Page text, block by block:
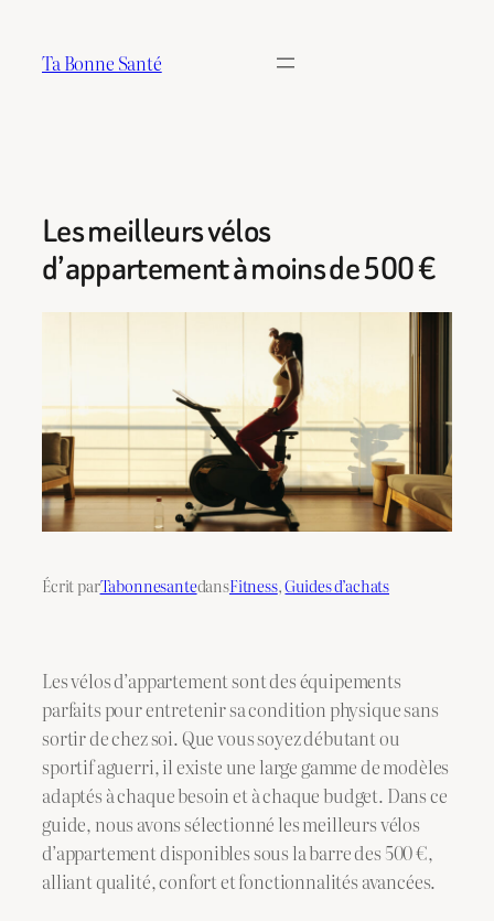
contenu
Ta Bonne Santé
Les meilleurs vélos
d’appartement à moins de 500 €
Écrit parTabonnesantedansFitness, Guides d’achats
Les vélos d’appartement sont des équipements
parfaits pour entretenir sa condition physique sans
sortir de chez soi. Que vous soyez débutant ou
sportif aguerri, il existe une large gamme de modèles
adaptés à chaque besoin et à chaque budget. Dans ce
guide, nous avons sélectionné les meilleurs vélos
d’appartement disponibles sous la barre des 500 €,
alliant qualité, confort et fonctionnalités avancées.